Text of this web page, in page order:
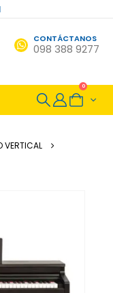
CONTÁCTANOS
098 388 9277
0
VERTICAL